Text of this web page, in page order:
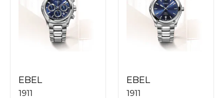
EBEL
1911
EBEL
1911